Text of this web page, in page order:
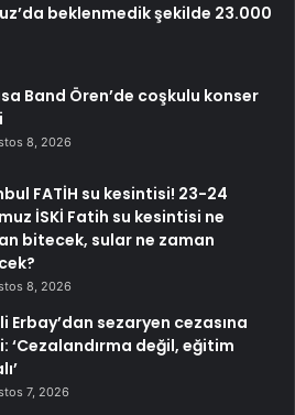
beklenmedik şekilde 23.000
Band Ören’de coşkulu konser
8, 2026
FATİH su kesintisi! 23-24
İSKİ Fatih su kesintisi ne
bitecek, sular ne zaman
8, 2026
Erbay’dan sezaryen cezasına
‘Cezalandırma değil, eğitim
7, 2026